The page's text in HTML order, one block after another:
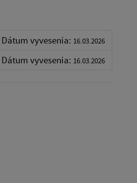
Dátum vyvesenia: 16.03.2026
Dátum vyvesenia: 16.03.2026